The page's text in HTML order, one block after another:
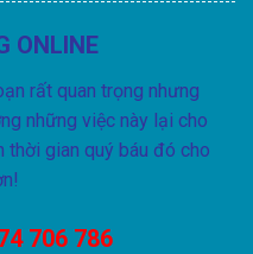
ONLINE
rất quan trọng nhưng
những việc này lại cho
thời gian quý báu đó cho
706 786